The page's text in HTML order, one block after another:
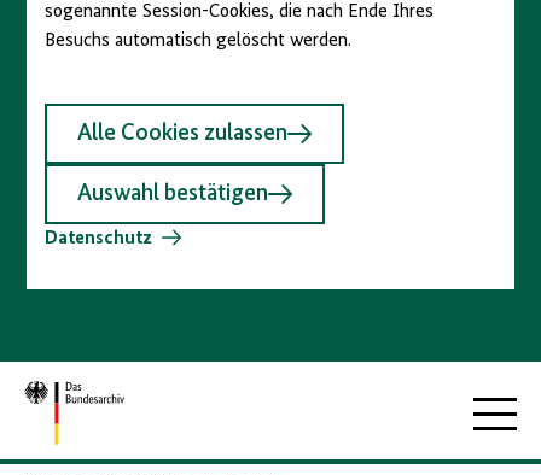
sogenannte Session-Cookies, die nach Ende Ihres
Besuchs automatisch gelöscht werden.
Alle Cookies zulassen
Auswahl bestätigen
Datenschutz
Zur
Startseite